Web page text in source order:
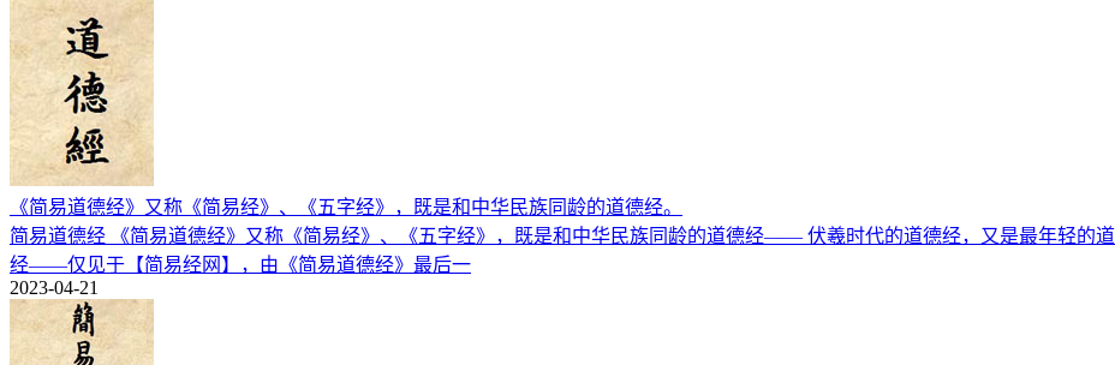
《简易道德经》又称《简易经》、《五字经》，既是和中华民族同龄的道德经。
简易道德经 《简易道德经》又称《简易经》、《五字经》，既是和中华民族同龄的道德经—— 伏羲时代的道德经，又是最年轻
经——仅见于【简易经网】，由《简易道德经》最后一
2023-04-21